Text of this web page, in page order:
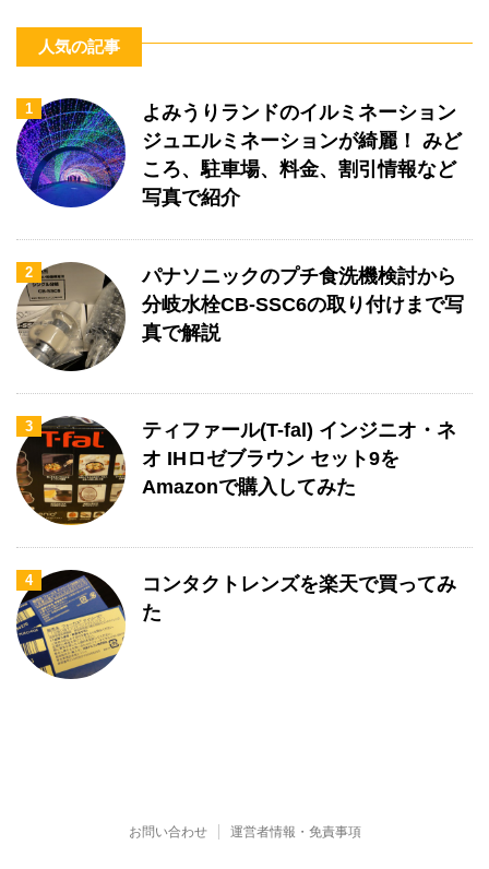
人気の記事
1
よみうりランドのイルミネーション
ジュエルミネーションが綺麗！ みど
ころ、駐車場、料金、割引情報など
写真で紹介
2
パナソニックのプチ食洗機検討から
分岐水栓CB-SSC6の取り付けまで写
真で解説
3
ティファール(T-fal) インジニオ・ネ
オ IHロゼブラウン セット9を
Amazonで購入してみた
4
コンタクトレンズを楽天で買ってみ
た
お問い合わせ 運営者情報・免責事項